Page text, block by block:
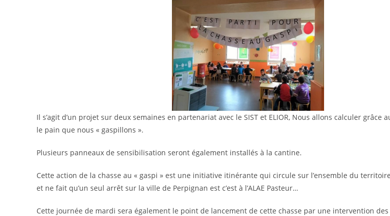
Il s’agit d’un projet sur deux semaines en partenariat avec le SIST et ELIOR, Nous allons calculer grâce
le pain que nous « gaspillons ».
Plusieurs panneaux de sensibilisation seront également installés à la cantine.
Cette action de la chasse au « gaspi » est une initiative itinérante qui circule sur l’ensemble du
et ne fait qu’un seul arrêt sur la ville de Perpignan est c’est à l’ALAE Pasteur…
Cette journée de mardi sera également le point de lancement de cette chasse par une intervention